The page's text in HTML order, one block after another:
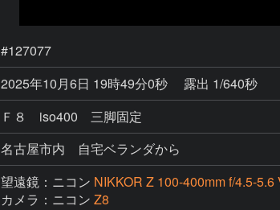
#127077
2025年10月6日 19時49分0秒
露出 1/640秒
Ｆ８ iso400 三脚固定
名古屋市内 自宅ベランダから
望遠鏡：ニコン NIKKOR Z 100-400mm f/4.5-
カメラ：ニコン Z8